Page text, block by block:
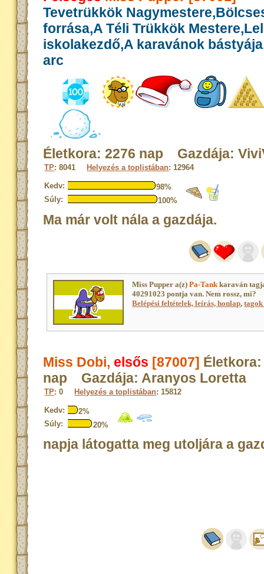
Tevetrükkök
forrása,A Téli Trükkök
iskolakezdő,A karavánok
arc
Életkora: 2276 nap Gazdája:
TP: 8041 Helyezés a toplistában: 12964
Kedv:
98%
Súly:
100%
Ma már volt nála a gazdája.
Miss Pupper a(z)Pa-Tankkaraván
40291023 pontja van. Nem rossz, mi?
Belépési feltételek, leírás, honlap,
Miss Dobi, elsős [87007] Életkora:
nap Gazdája: Aranyos Loretta
TP: 0 Helyezés a toplistában: 15812
Kedv:
2%
Súly:
20%
napja látogatta meg utoljára a